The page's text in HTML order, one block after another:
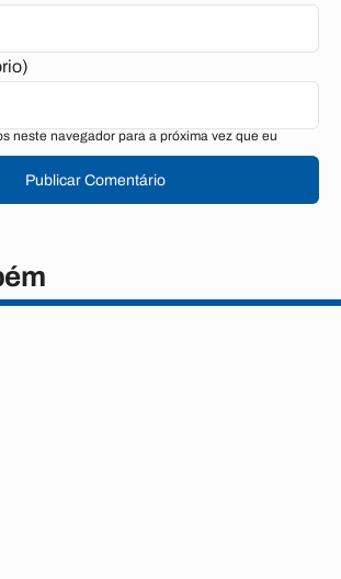
neste navegador para a próxima vez que eu
Publicar Comentário